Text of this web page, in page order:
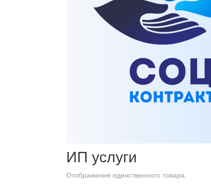
ИП услуги
Отображение единственного товара